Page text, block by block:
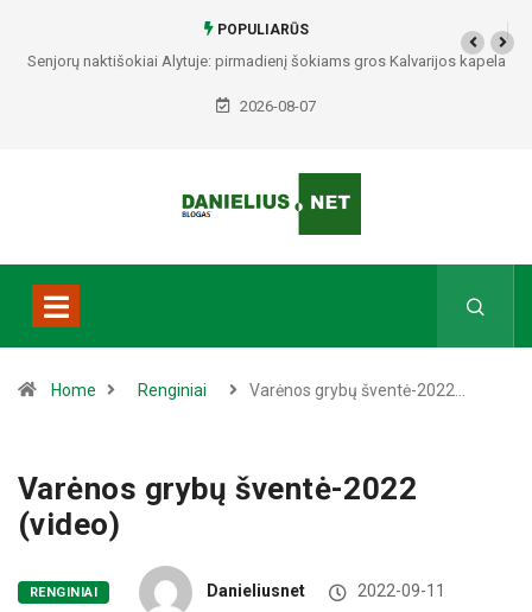
POPULIARŪS
Senjorų naktišokiai Alytuje: pirmadienį šokiams gros Kalvarijos kapela
2026-08-07
Home Renginiai Varėnos grybų šventė-2022…
Varėnos grybų šventė-2022
(video)
RENGINIAI Danieliusnet 2022-09-11